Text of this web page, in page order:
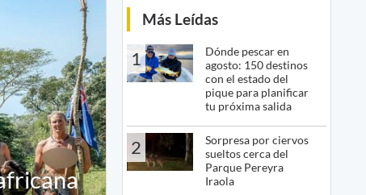
Más Leídas
1
Dónde pescar en
agosto: 150 destinos
con el estado del
pique para planificar
tu próxima salida
2
Sorpresa por ciervos
sueltos cerca del
Parque Pereyra
Iraola